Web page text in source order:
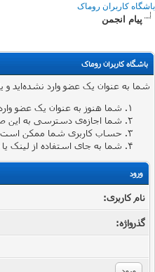
باشگاه کاربران روماک
پیام انجمن
باشگاه کاربران روماک
شما به عنوان یک عضو وارد نشده‌اید و
شما هنوز به عنوان یک عضو وارد
شما اجازه‌ی دسترسی به این
حساب کاربری شما ممکن است
شما به جای استفاده از لینک
ورود
نام کاربری:
گذرواژه‌: